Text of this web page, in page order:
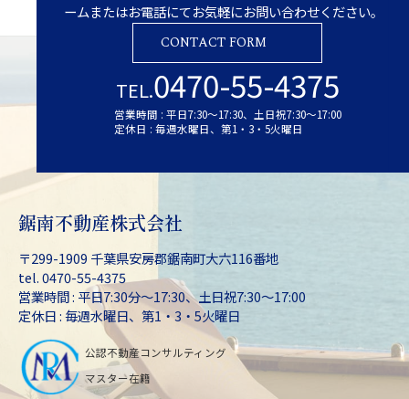
CONTACT FORM
ームまたはお電話にてお気軽にお問い合わせください。
TEL.0470-55-4375
営業時間 : 平日7:30～17:30、土日祝7:30～17:00
定休日 : 毎週水曜日、第1・3・5火曜日
鋸南不動産株式会社
〒299-1909 千葉県安房郡鋸南町大六116番地
tel. 0470-55-4375
営業時間 : 平日7:30分～17:30、土日祝7:30～17:00
定休日 : 毎週水曜日、第1・3・5火曜日
公認不動産コンサルティング
マスター在籍